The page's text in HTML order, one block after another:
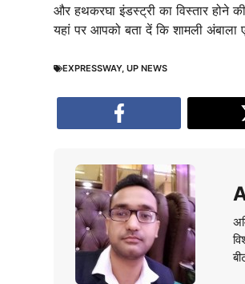
और हथकरघा इंडस्ट्री का विस्तार होने
यहां पर आपको बता दें कि शामली
EXPRESSWAY, UP NEWS